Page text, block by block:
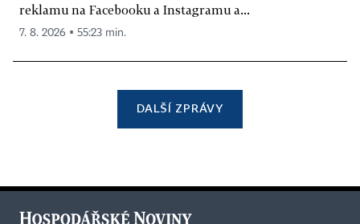
reklamu na Facebooku a Instagramu a...
7. 8. 2026 ▪ 55:23 min.
DALŠÍ ZPRÁVY